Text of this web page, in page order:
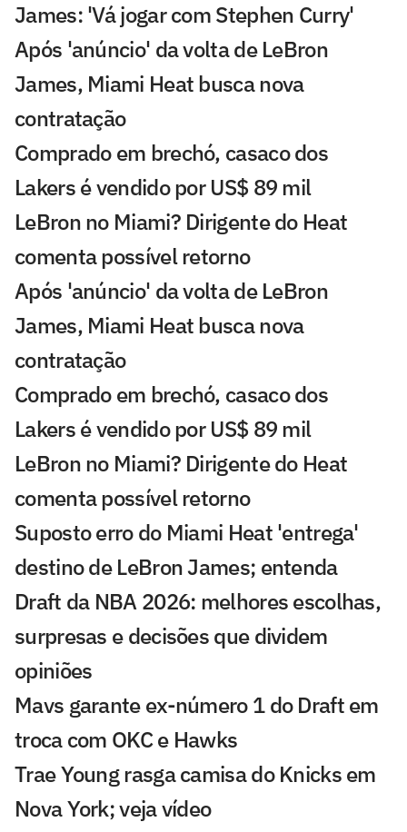
James: 'Vá jogar com Stephen Curry'
Após 'anúncio' da volta de LeBron
James, Miami Heat busca nova
contratação
Comprado em brechó, casaco dos
Lakers é vendido por US$ 89 mil
LeBron no Miami? Dirigente do Heat
comenta possível retorno
Após 'anúncio' da volta de LeBron
James, Miami Heat busca nova
contratação
Comprado em brechó, casaco dos
Lakers é vendido por US$ 89 mil
LeBron no Miami? Dirigente do Heat
comenta possível retorno
Suposto erro do Miami Heat 'entrega'
destino de LeBron James; entenda
Draft da NBA 2026: melhores escolhas,
surpresas e decisões que dividem
opiniões
Mavs garante ex-número 1 do Draft em
troca com OKC e Hawks
Trae Young rasga camisa do Knicks em
Nova York; veja vídeo